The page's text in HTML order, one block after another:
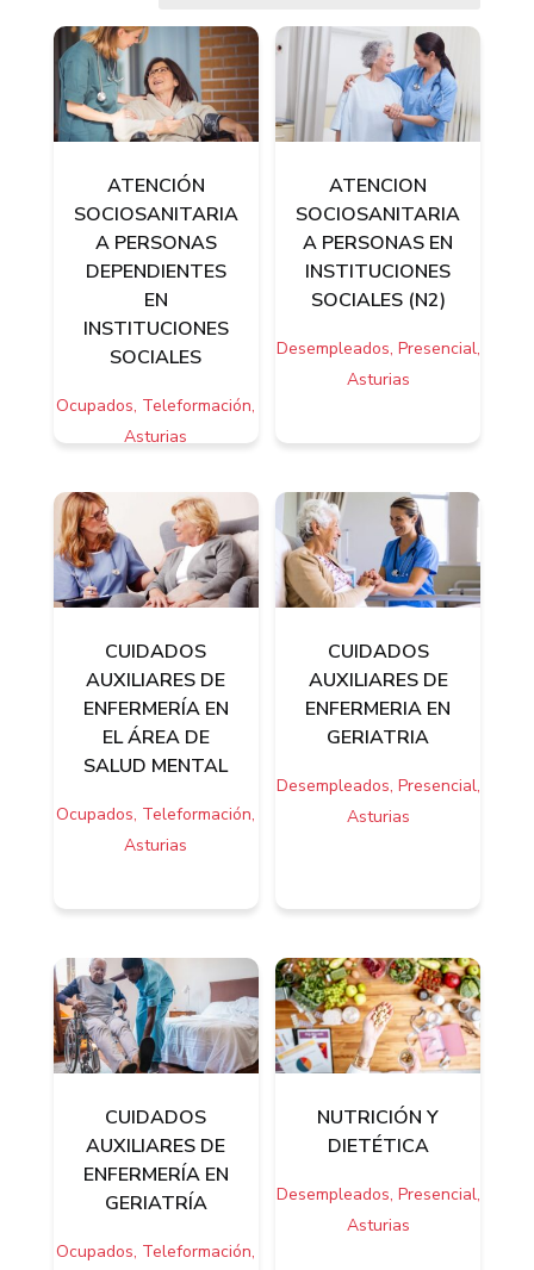
ATENCIÓN
SOCIOSANITARIA
A PERSONAS
DEPENDIENTES
EN
INSTITUCIONES
SOCIALES
Ocupados, Teleformación,
Asturias
ATENCION
SOCIOSANITARIA
A PERSONAS EN
INSTITUCIONES
SOCIALES (N2)
Desempleados, Presencial,
Asturias
CUIDADOS
AUXILIARES DE
ENFERMERÍA EN
EL ÁREA DE
SALUD MENTAL
Ocupados, Teleformación,
Asturias
CUIDADOS
AUXILIARES DE
ENFERMERIA EN
GERIATRIA
Desempleados, Presencial,
Asturias
CUIDADOS
AUXILIARES DE
ENFERMERÍA EN
GERIATRÍA
Ocupados, Teleformación,
NUTRICIÓN Y
DIETÉTICA
Desempleados, Presencial,
Asturias